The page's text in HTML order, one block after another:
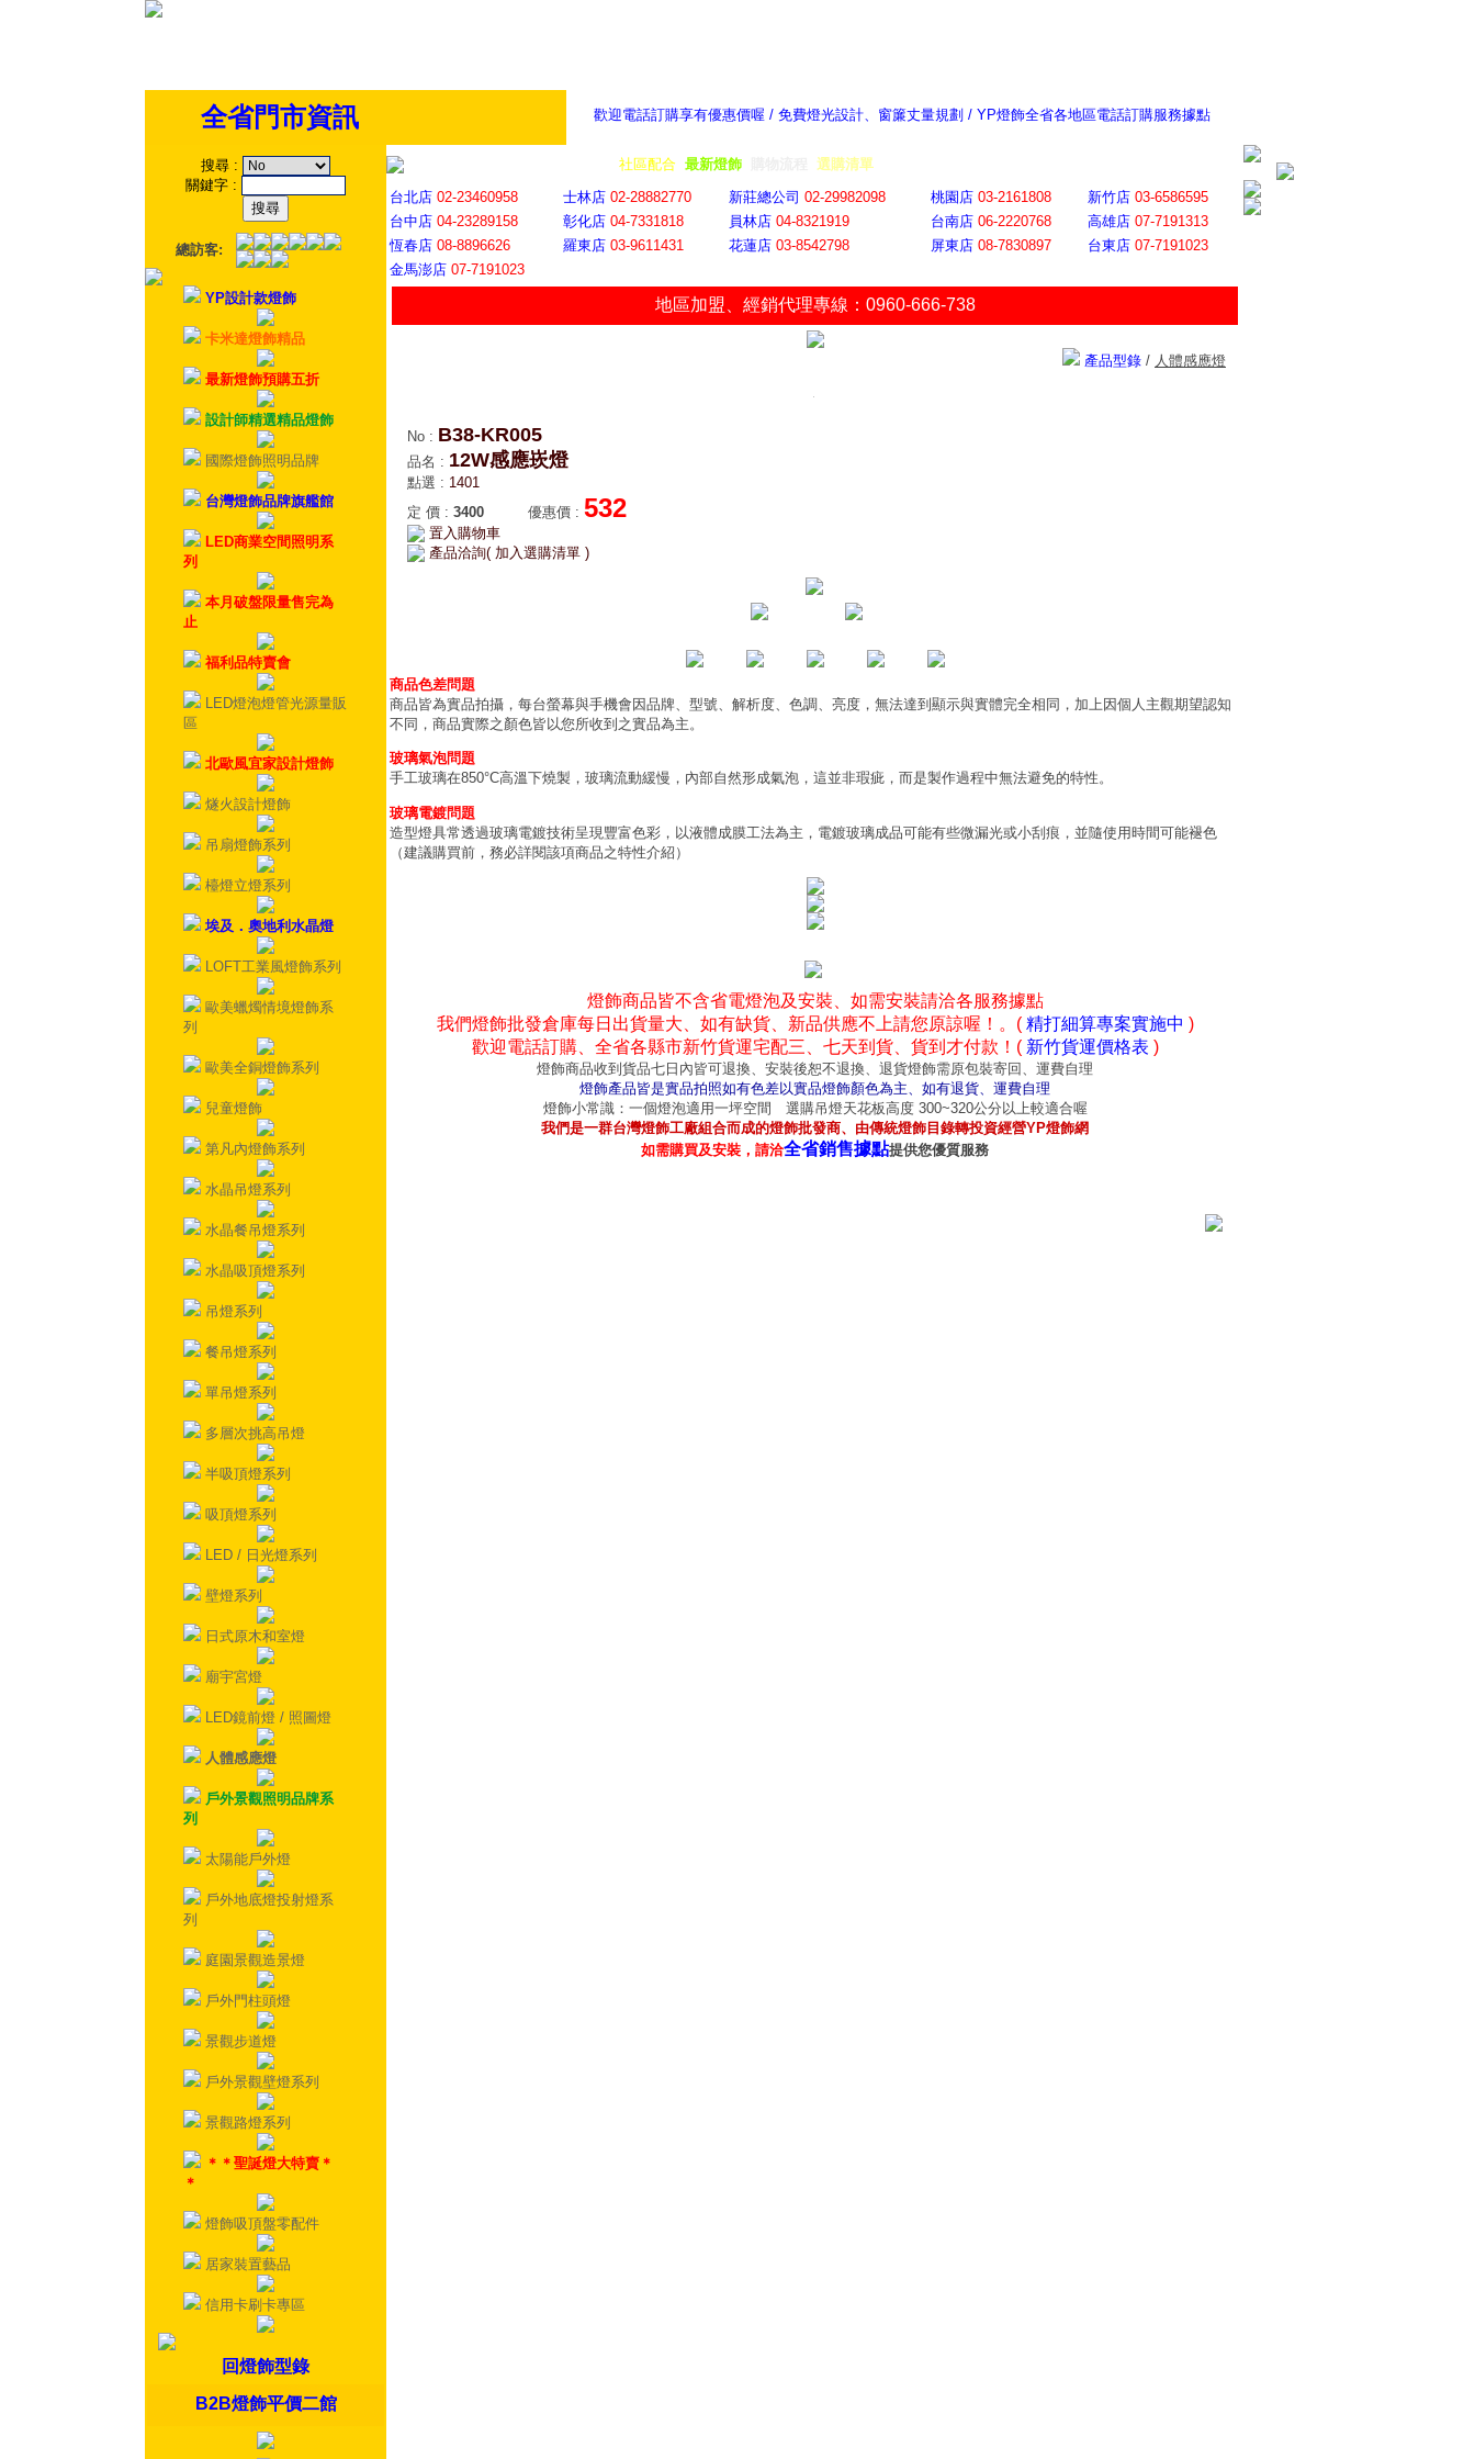
歡迎電話訂購享有優惠價喔 / 免費燈光設計、窗簾丈量規劃 / YP燈飾全省各地區電話訂購服務據點
全省門市資訊
搜尋 :
關鍵字 :
總訪客:
YP設計款燈飾
卡米達燈飾精品
最新燈飾預購五折
設計師精選精品燈飾
國際燈飾照明品牌
台灣燈飾品牌旗艦館
LED商業空間照明系
列
本月破盤限量售完為
止
福利品特賣會
LED燈泡燈管光源量販
區
北歐風宜家設計燈飾
燧火設計燈飾
吊扇燈飾系列
檯燈立燈系列
埃及．奧地利水晶燈
LOFT工業風燈飾系列
歐美蠟燭情境燈飾系
列
歐美全銅燈飾系列
兒童燈飾
第凡內燈飾系列
水晶吊燈系列
水晶餐吊燈系列
水晶吸頂燈系列
吊燈系列
餐吊燈系列
單吊燈系列
多層次挑高吊燈
半吸頂燈系列
吸頂燈系列
LED / 日光燈系列
壁燈系列
日式原木和室燈
廟宇宮燈
LED鏡前燈 / 照圖燈
人體感應燈
戶外景觀照明品牌系
列
太陽能戶外燈
戶外地底燈投射燈系
列
庭園景觀造景燈
戶外門柱頭燈
景觀步道燈
戶外景觀壁燈系列
景觀路燈系列
＊＊聖誕燈大特賣＊
＊
燈飾吸頂盤零配件
居家裝置藝品
信用卡刷卡專區
回燈飾型錄
B2B燈飾平價二館
社區配合 最新燈飾 選購清單
台北店 02-23460958 士林店 02-28882770 新莊總公司 02-29982098 桃園店 03-2161808 新竹店 03-6586595
台中店 04-23289158 彰化店 04-7331818 員林店 04-8321919 台南店 06-2220768 高雄店 07-7191313
恆春店 08-8896626 羅東店 03-9611431 花蓮店 03-8542798 屏東店 08-7830897 台東店 07-7191023
金馬澎店 07-7191023
地區加盟 經銷代理專線：0960-666-738
產品型錄 / 人體感應燈
No : B38-KR005
品名 : 12W感應崁燈
點選 : 1401
定 價 : 3400 優惠價 : 532
置入購物車
產品洽詢( 加入選購清單 )
商品色差問題
商品皆為實品拍攝，每台螢幕與手機會因品牌、型號、解析度、色調、亮度，無法達到顯示與實體完全相同，加上因個人主觀期望認知
不同，商品實際之顏色皆以您所收到之實品為主。
玻璃氣泡問題
手工玻璃在850°C高溫下燒製，玻璃流動緩慢，內部自然形成氣泡，這並非瑕疵，而是製作過程中無法避免的特性。
玻璃電鍍問題
造型燈具常透過玻璃電鍍技術呈現豐富色彩，以液體成膜工法為主，電鍍玻璃成品可能有些微漏光或小刮痕，並隨使用時間可能褪色
（建議購買前，務必詳閱該項商品之特性介紹）
燈飾商品皆不含省電燈泡及安裝、如需安裝請洽各服務據點
我們燈飾批發倉庫每日出貨量大、如有缺貨、新品供應不上請您原諒喔！。( 精打細算專案實施中 )
歡迎電話訂購、全省各縣市新竹貨運宅配三、七天到貨、貨到才付款！( 新竹貨運價格表 )
燈飾商品收到貨品七日內皆可退換、安裝後恕不退換、退貨燈飾需原包裝寄回、運費自理
燈飾產品皆是實品拍照如有色差以實品燈飾顏色為主、如有退貨、運費自理
燈飾小常識：一個燈泡適用一坪空間 選購吊燈天花板高度 300~320公分以上較適合喔
我們是一群台灣燈飾工廠組合而成的燈飾批發商、由傳統燈飾目錄轉投資經營YP燈飾網
如需購買及安裝，請洽全省銷售據點提供您優質服務